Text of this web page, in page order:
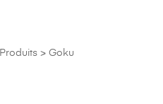
Produits> Goku